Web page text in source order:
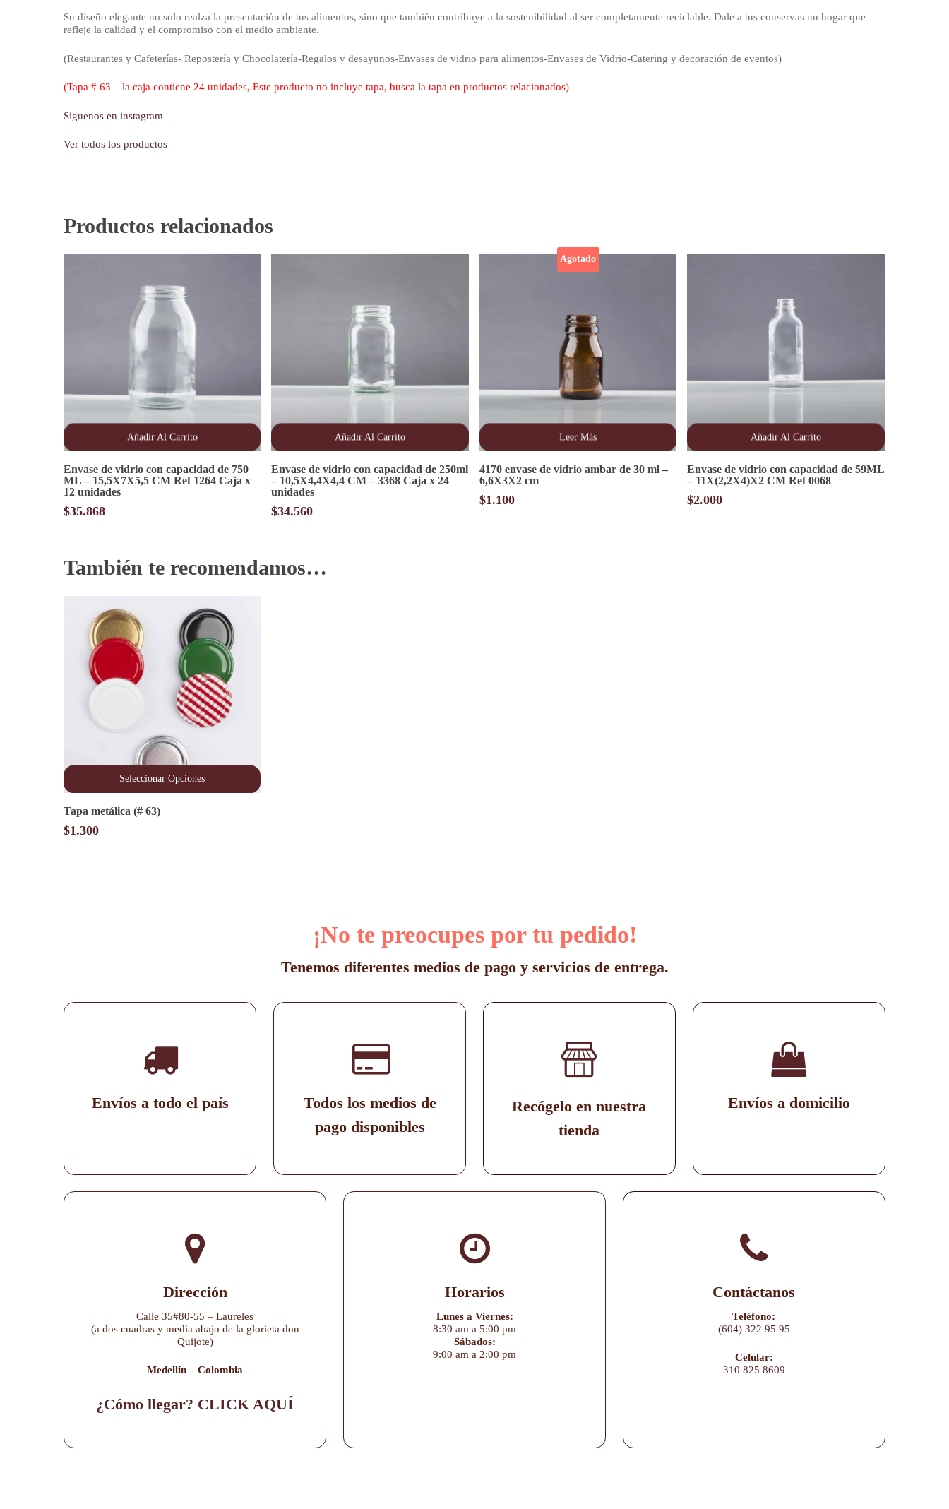
Su diseño elegante no solo realza la presentación de tus alimentos, sino que también contribuye a la sostenibilidad al ser completamente reciclable. Dale a tus conservas un hogar que
refleje la calidad y el compromiso con el medio ambiente.
(Restaurantes y Cafeterías- Repostería y Chocolatería-Regalos y desayunos-Envases de vidrio para alimentos-Envases de Vidrio-Catering y decoración de eventos)
(Tapa # 63 – la caja contiene 24 unidades, Este producto no incluye tapa, busca la tapa en productos relacionados)
Síguenos en instagram
Ver todos los productos
Productos relacionados
Añadir Al Carrito
Envase de vidrio con capacidad de 750
ML – 15,5X7X5,5 CM Ref 1264 Caja x
12 unidades
$35.868
Añadir Al Carrito
Envase de vidrio con capacidad de 250ml
– 10,5X4,4X4,4 CM – 3368 Caja x 24
unidades
$34.560
Leer Más
Agotado
4170 envase de vidrio ambar de 30 ml –
6,6X3X2 cm
$1.100
Añadir Al Carrito
Envase de vidrio con capacidad de 59ML
– 11X(2,2X4)X2 CM Ref 0068
$2.000
También te recomendamos…
Seleccionar Opciones
producto
tiene
múltiples
Tapa metálica (# 63)
$1.300
¡No te preocupes por tu pedido!
Tenemos diferentes medios de pago y servicios de entrega.
Envíos a todo el país
Todos los medios de
pago disponibles
Recógelo en nuestra
tienda
Envíos a domicilio
Dirección
Calle 35#80-55 – Laureles
(a dos cuadras y media abajo de la glorieta don
Quijote)
Medellín – Colombia
¿Cómo llegar? CLICK AQUÍ
Horarios
Lunes a Viernes:
8:30 am a 5:00 pm
Sábados:
9:00 am a 2:00 pm
Contáctanos
Teléfono:
(604) 322 95 95
Celular:
310 825 8609